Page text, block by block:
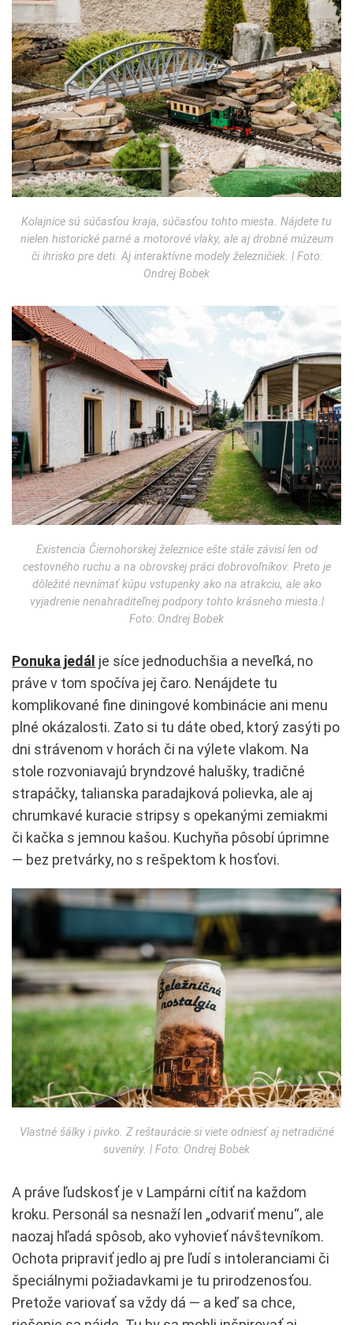
Kolajnice sú súčasťou kraja, súčasťou tohto miesta. Nájdete tu
nielen historické parné a motorové vlaky, ale aj drobné múzeum
či ihrisko pre deti. Aj interaktívne modely železničiek. | Foto:
Ondrej Bobek
Existencia Čiernohorskej železnice ešte stále závisí len od
cestovného ruchu a na obrovskej práci dobrovoľníkov. Preto je
dôležité nevnímať kúpu vstupenky ako na atrakciu, ale ako
vyjadrenie nenahraditeľnej podpory tohto krásneho miesta.|
Foto: Ondrej Bobek
Ponuka jedál je síce jednoduchšia a neveľká, no
práve v tom spočíva jej čaro. Nenájdete tu
komplikované fine diningové kombinácie ani menu
plné okázalosti. Zato si tu dáte obed, ktorý zasýti po
dni strávenom v horách či na výlete vlakom. Na
stole rozvoniavajú bryndzové halušky, tradičné
strapáčky, talianska paradajková polievka, ale aj
chrumkavé kuracie stripsy s opekanými zemiakmi
či kačka s jemnou kašou. Kuchyňa pôsobí úprimne
— bez pretvárky, no s rešpektom k hosťovi.
Vlastné šálky i pivko. Z reštaurácie si viete odniesť aj netradičné
suveníry. | Foto: Ondrej Bobek
A práve ľudskosť je v Lampárni cítiť na každom
kroku. Personál sa nesnaží len „odvariť menu“, ale
naozaj hľadá spôsob, ako vyhovieť návštevníkom.
Ochota pripraviť jedlo aj pre ľudí s intoleranciami či
špeciálnymi požiadavkami je tu prirodzenosťou.
Pretože variovať sa vždy dá — a keď sa chce,